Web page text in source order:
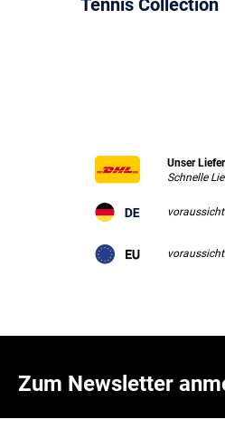
Unser
Schnelle
Zum Newsletter